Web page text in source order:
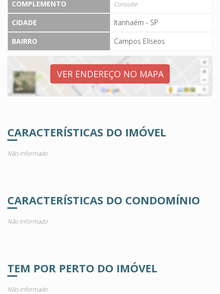
COMPLEMENTO Consulte
CIDADE
Itanhaém - SP
BAIRRO
Campos Elíseos
VER ENDEREÇO NO MAPA
CARACTERÍSTICAS DO IMÓVEL
Não Informado
CARACTERÍSTICAS DO CONDOMÍNIO
Não Informado
TEM POR PERTO DO IMÓVEL
Não Informado